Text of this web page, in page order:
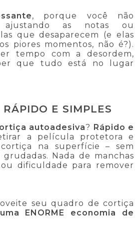
, porque você não
ajustando as notas ou
que desaparecem (e elas
piores momentos, não é?).
tempo com a desordem,
que tudo está no lugar
E SIMPLES
autoadesiva? Rápido e
a película protetora e
na superfície – sem
grudadas. Nada de manchas
dificuldade para remover
seu quadro de cortiça
ENORME economia de